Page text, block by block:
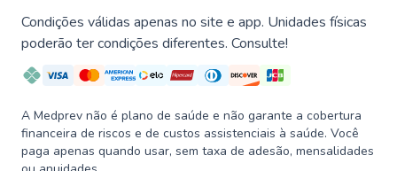
Condições válidas apenas no site e app. Unidades físicas
poderão ter condições diferentes. Consulte!
A Medprev não é plano de saúde e não garante a cobertura
financeira de riscos e de custos assistenciais à saúde. Você
paga apenas quando usar, sem taxa de adesão, mensalidades